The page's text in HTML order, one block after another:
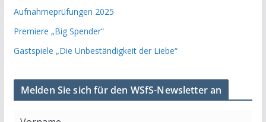
Aufnahmeprüfungen 2025
Premiere „Big Spender“
Gastspiele „Die Unbeständigkeit der Liebe“
Melden Sie sich für den WSfS-Newsletter an